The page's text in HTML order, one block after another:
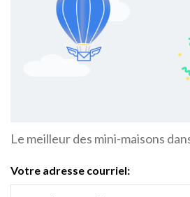
Le meilleur des mini-maisons
Votre adresse courriel: